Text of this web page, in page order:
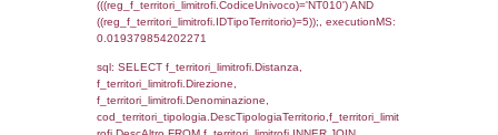
cod_territori_tipologia.IDTipologiaTerritorio
cod_territori_tipologia.IDTerritorioTP)
((reg_f_territori_limitrofi.CodiceUnivoco)
cod_territori_tipologia.IDTerritorioTP=1)